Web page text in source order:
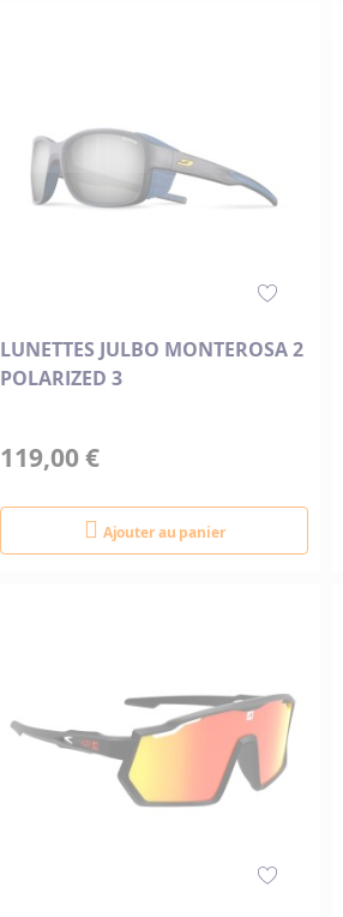
LUNETTES JULBO MONTEROSA 2
POLARIZED 3
119,00 €
Ajouter au panier